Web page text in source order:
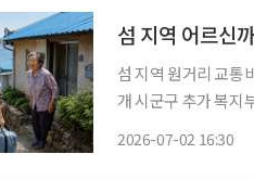
섬 지역 어르신
섬 지역 원거리 교통
개 시군구 추가 복지부, 장기요양 신등급판정체계 도입방안 구체화 계획 정부가 장기요양기
2026-07-02 16:30